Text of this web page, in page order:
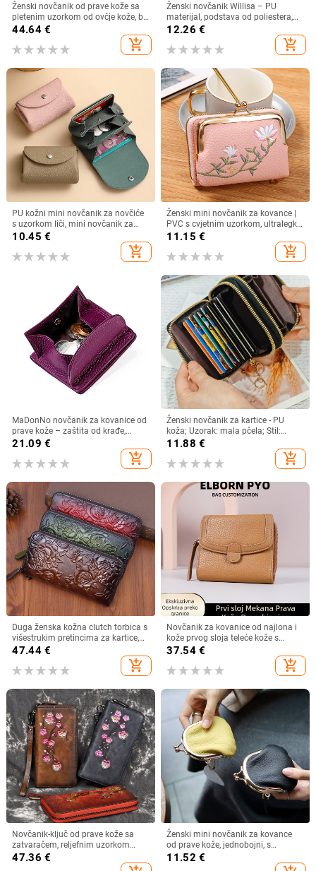
Ženski novčanik od prave kože sa
pletenim uzorkom od ovčje kože, bi-
fold dizajn, pretinac za novac i
44.64€
add_shopping_cart
Ženski novčanik Willisa – PU
materijal, podstava od poliestera,
gradski minimalizam, ultra lagan
12.26 €
add_shopping_cart
PU kožni mini novčanik za novčiće
s uzorkom liči, mini novčanik za
kartice, podstava od poliestera,
svakodnevna primjena, jesen 2024
10.45 €
add_shopping_cart
Ženski mini novčanik za kovance |
PVC s cvjetnim uzorkom, ultralegki,
dvostruki preklop
11.15 €
add_shopping_cart
MaDonNo novčanik za kovanice od
prave kože – zaštita od krađe,
proširivi, podstava od poliestera,
21.09 €
add_shopping_cart
Ženski novčanik za kartice - PU
koža; Uzorak: mala pčela; Stil:
poslovno putovanje; Podstava PU;
11.88 €
add_shopping_cart
Duga ženska kožna clutch torbica s
višestrukim pretincima za kartice,
reljefni cvjetni uzorak, koža prvog
sloja, novčanik s jednim preklopom,
prozračna i antibakterijska
47.44€
add_shopping_cart
Novčanik za kovanice od najlona i
kože prvog sloja teleće kože s
mikrovlaknom, jednofarban uzorak,
gradski stil, ultralak, zaštita od
krađe
37.54€
add_shopping_cart
Novčanik-ključ od prave kože sa
zatvaračem, reljefnim uzorkom
šljive, gornji sloj kože, kožna
47.36 €
Ženski mini novčanik za kovance
od prave kože, jednobojni, s
metalnim okovom
11.52 €